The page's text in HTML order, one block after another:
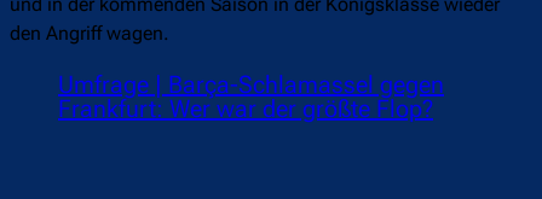
und in der kommenden Saison in der Königsklasse wieder
den Angriff wagen.
Umfrage | Barça-Schlamassel gegen
Frankfurt: Wer war der größte Flop?